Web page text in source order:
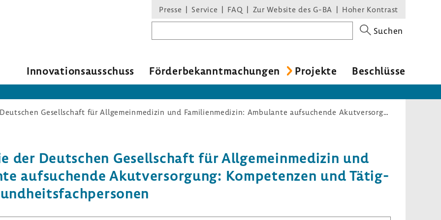
Presse Service FAQ Zur Website des G-BA Hoher Kontrast
Suchen
Inno­va­ti­ons­aus­schuss Förder­be­kannt­ma­chungen Projekte Beschlüsse
AAAKUT-GFP – S3-Leitlinie der Deutschen Gesellschaft für Allgemeinmedizin und Familienmedizin: Ambulante aufsuchende Akutversorgung: Kompetenzen und Tätigkeiten nichtärztlicher Gesundheitsfachpersonen
der Deut­schen Gesell­schaft für Allge­mein­me­dizin und
aufsu­chende Akut­ver­sor­gung: Kompe­tenzen und Tätig­